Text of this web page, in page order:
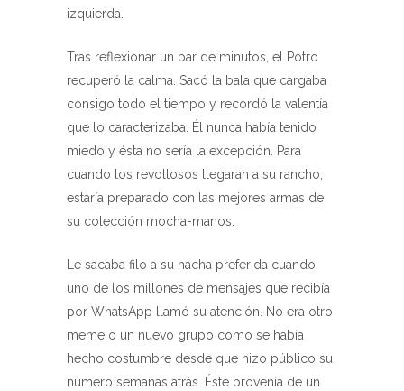
izquierda.
Tras reflexionar un par de minutos, el Potro
recuperó la calma. Sacó la bala que cargaba
consigo todo el tiempo y recordó la valentía
que lo caracterizaba. Él nunca había tenido
miedo y ésta no sería la excepción. Para
cuando los revoltosos llegaran a su rancho,
estaría preparado con las mejores armas de
su colección mocha-manos.
Le sacaba filo a su hacha preferida cuando
uno de los millones de mensajes que recibía
por WhatsApp llamó su atención. No era otro
meme o un nuevo grupo como se había
hecho costumbre desde que hizo público su
número semanas atrás. Éste provenía de un